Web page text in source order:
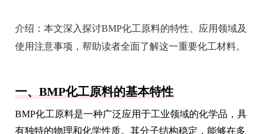
介绍： 本文深入探讨BMP化工原料的特性、应用领域及
使用注意事项，帮助读者全面了解这一重要化工材料。
一、BMP化工原料的基本特性
BMP化工原料是一种广泛应用于工业领域的化学品，具
有独特的物理和化学性质。其分子结构稳定，能够在多